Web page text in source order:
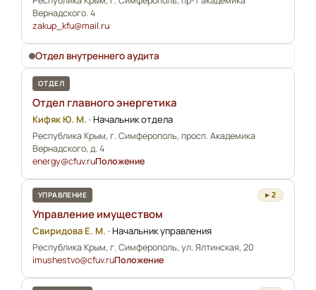
Вернадского. 4
zakup_kfu@mail.ru
Отдел внутреннего аудита
ОТДЕЛ
Отдел главного энергетика
Кифяк Ю. М. · Начальник отдела
Республика Крым, г. Симферополь, просп. Академика
Вернадского, д. 4
energy@cfuv.ruПоложение
УПРАВЛЕНИЕ ▸ 2
Управление имуществом
Свиридова Е. М. · Начальник управления
Республика Крым, г. Симферополь, ул. Ялтинская, 20
imushestvo@cfuv.ruПоложение